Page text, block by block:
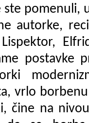
pomenuli,
autorke,
postavke
vrlo
čine na